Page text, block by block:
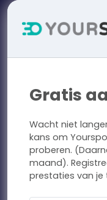
Gratis
Wacht niet
kans om
proberen.
maand).
prestaties van je